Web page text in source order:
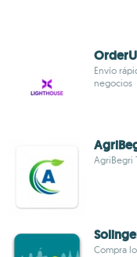
Envío
negocios
AgriBegri
Compra